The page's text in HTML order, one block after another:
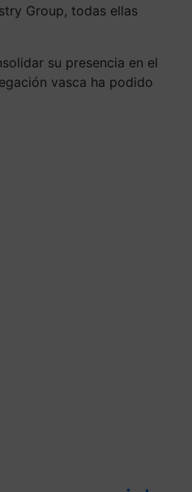
Group, todas ellas
su presencia en el
vasca ha podido